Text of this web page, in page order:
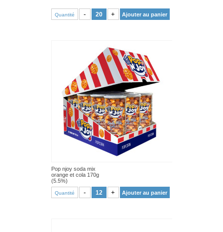
Quantité - + Ajouter au panier
Pop njoy soda mix
orange et cola 170g
(5.5%)
Quantité - + Ajouter au panier